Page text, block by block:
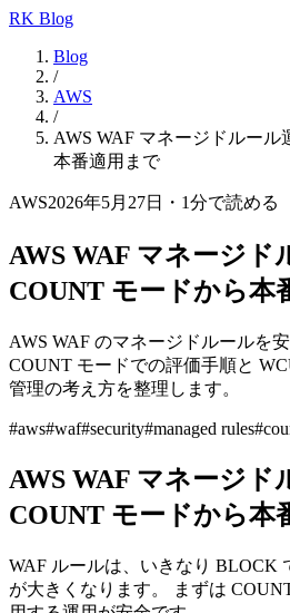
RK Blog
Blog
/
AWS
/
AWS WAF マネージドルール
本番適用まで
AWS2026年5月27日 ・ 1分で読める
AWS WAF マネージド
COUNT モードから本
AWS WAF のマネージドルールを
COUNT モードでの評価手順と
管理の考え方を整理します。
#aws#waf#security#managed rules#
AWS WAF マネージド
COUNT モードから本
WAF ルールは、いきなり BLOCK
が大きくなります。 まずは